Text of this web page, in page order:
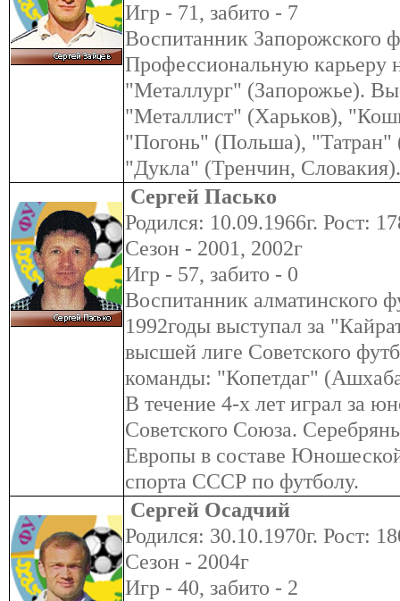
Игр - 71, забито - 7
Воспитанник Запорожского
Профессиональную карьеру
"Металлург" (Запорожье).
"Металлист" (Харьков),
"Погонь" (Польша), "Татран"
"Дукла" (Тренчин, Словакия).
Сергей Пасько
Родился: 10.09.1966г. Рост:
Сезон - 2001, 2002г
Игр - 57, забито - 0
Воспитанник алматинского
1992годы выступал за
высшей лиге Советского
команды: "Копетдаг"
В течение 4-х лет играл за
Советского Союза.
Европы в составе
спорта СССР по футболу.
Сергей Осадчий
Родился: 30.10.1970г. Рост:
Сезон - 2004г
Игр - 40, забито - 2